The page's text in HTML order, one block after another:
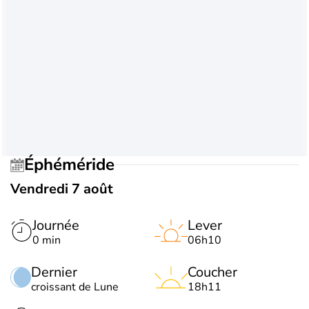
Éphéméride
Vendredi 7 août
Journée
0 min
Dernier
croissant de Lune
Lever
06h10
Coucher
18h11